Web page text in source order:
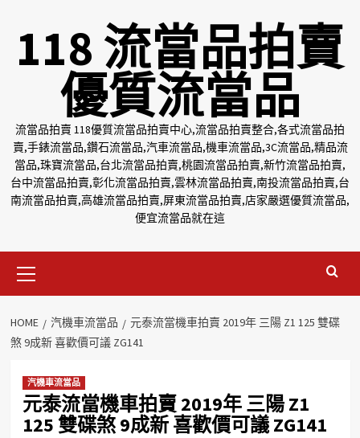
118 流當品拍賣
優質流當品
流當品拍賣 118優質流當品拍賣中心,流當品拍賣整合,各式流當品拍
賣,手錶流當品,鑽石流當品,汽車流當品,機車流當品,3C流當品,精品流
當品,珠寶流當品,台北流當品拍賣,桃園流當品拍賣,新竹流當品拍賣,
台中流當品拍賣,彰化流當品拍賣,雲林流當品拍賣,南投流當品拍賣,台
南流當品拍賣,高雄流當品拍賣,屏東流當品拍賣,店家嚴選優質流當品,
便宜流當品就在這
Menu
HOME 汽機車流當品
元泰流當機車拍賣 2019年 三陽 Z1 125 雙碟
煞 9成新 喜歡價可議 ZG141
汽機車流當品
元泰流當機車拍賣 2019年 三陽 Z1
125 雙碟煞 9成新 喜歡價可議 ZG141